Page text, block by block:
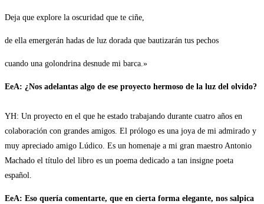
Deja que explore la oscuridad que te ciñe,
de ella emergerán hadas de luz dorada que bautizarán tus pechos
cuando una golondrina desnude mi barca.»
EeA: ¿Nos adelantas algo de ese proyecto hermoso de la luz del olvido?
YH: Un proyecto en el que he estado trabajando durante cuatro años en
colaboración con grandes amigos. El prólogo es una joya de mi admirado y
muy apreciado amigo Lúdico. Es un homenaje a mi gran maestro Antonio
Machado el título del libro es un poema dedicado a tan insigne poeta
español.
EeA: Eso quería comentarte, que en cierta forma elegante, nos salpica